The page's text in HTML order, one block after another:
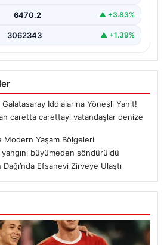
6470.2 ▲ +3.83%
3062343 ▲ +1.39%
İddialarına Yöneşli Yanıt!
caretta carettayı vatandaşlar denize
Yaşam Bölgeleri
yangını büyümeden söndürüldü
Dağı’nda Efsanevi Zirveye Ulaştı